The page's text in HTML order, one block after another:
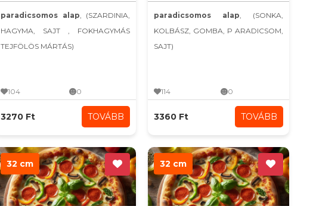
paradicsomos alap, (SZARDINIA,
HAGYMA, SAJT , FOKHAGYMÁS
TEJFÖLÖS MÁRTÁS)
104 0
3270 Ft TOVÁBB
paradicsomos alap, (SONKA,
KOLBÁSZ, GOMBA, P ARADICSOM,
SAJT)
114 0
3360 Ft TOVÁBB
32 cm 32 cm